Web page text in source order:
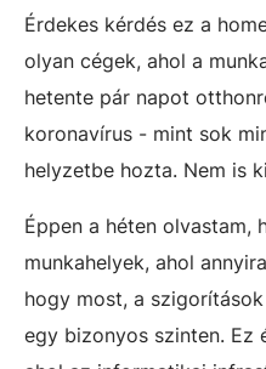
Érdekes kérdés ez a
olyan cégek, ahol a
hetente pár napot
koronavírus - mint sok
helyzetbe hozta. Nem is
Éppen a héten olvastam,
munkahelyek, ahol
hogy most, a
egy bizonyos szinten. Ez